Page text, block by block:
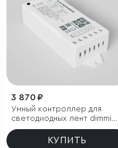
3 870 ₽
Умный контроллер для
светодиодных лент dimming
12-24 В
КУПИТЬ